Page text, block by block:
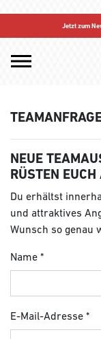
Jetzt zum
NEUE
RÜSTEN EUCH
Du erhältst
und attraktives
Wunsch so genau
Name
E-Mail-Adresse